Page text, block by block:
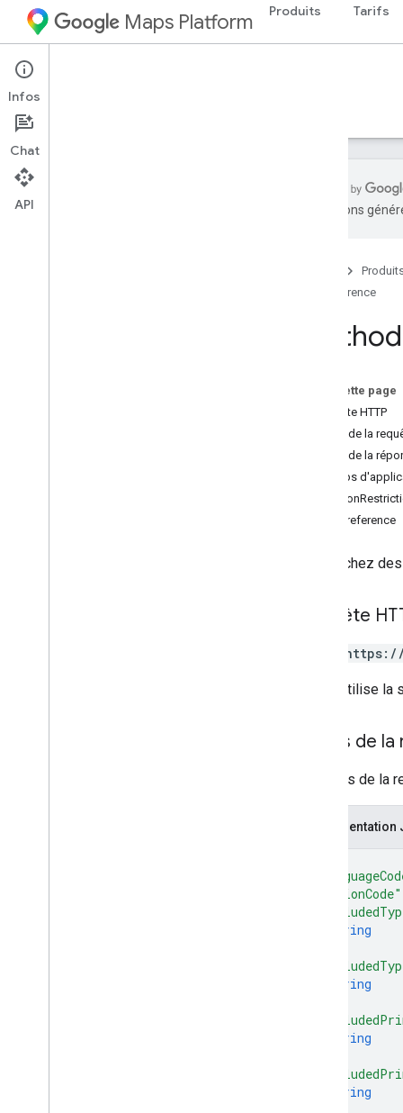
Maps Platform Produits Tarifs
Web Services
Guides
traductions
Référence
Sur cette page
Requête HTTP
Corps de la
Corps de la
Champs
RankPreference
Recherchez
Requête
POST
L'URL utilise la
Corps de
Le corps de la
Représentation
"regionCode"
string
string
string
string
Infos
Chat
API